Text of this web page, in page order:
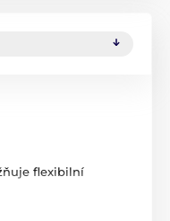
flexibilní